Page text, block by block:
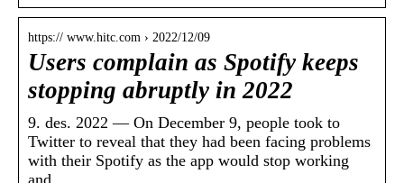
https:// www.hitc.com › 2022/12/09
Users complain as Spotify keeps
stopping abruptly in 2022
9. des. 2022 — On December 9, people took to
Twitter to reveal that they had been facing problems
with their Spotify as the app would stop working